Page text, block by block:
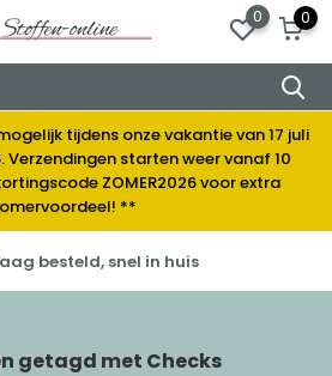
0 0
tijdens onze vakantie van 17 juli
starten weer vanaf 10
ZOMER2026 voor extra
**
besteld, snel in huis
getagd met Checks